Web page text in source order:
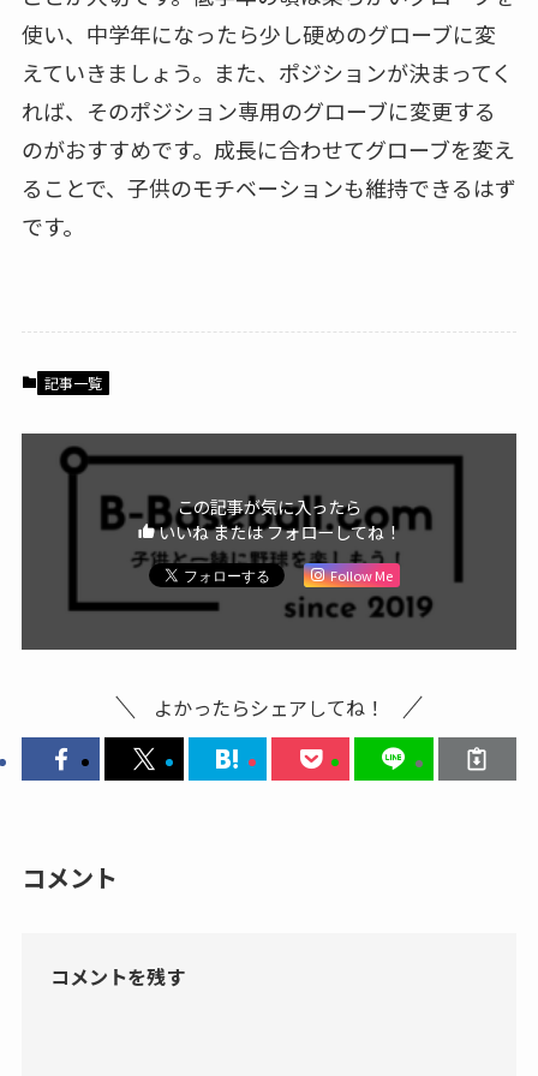
使い、中学年になったら少し硬めのグローブに変
えていきましょう。また、ポジションが決まってく
れば、そのポジション専用のグローブに変更する
のがおすすめです。成長に合わせてグローブを変え
ることで、子供のモチベーションも維持できるはず
です。
記事一覧
この記事が気に入ったら
いいね または フォローしてね！
Follow Me
よかったらシェアしてね！
コメント
コメントを残す